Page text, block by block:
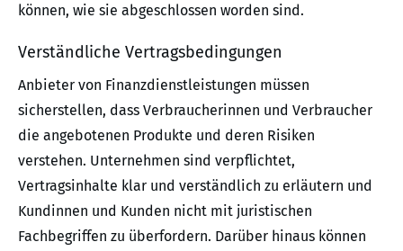
können, wie sie abgeschlossen worden sind.
Verständliche Vertragsbedingungen
Anbieter von Finanzdienstleistungen müssen
sicherstellen, dass Verbraucherinnen und Verbraucher
die angebotenen Produkte und deren Risiken
verstehen. Unternehmen sind verpflichtet,
Vertragsinhalte klar und verständlich zu erläutern und
Kundinnen und Kunden nicht mit juristischen
Fachbegriffen zu überfordern. Darüber hinaus können